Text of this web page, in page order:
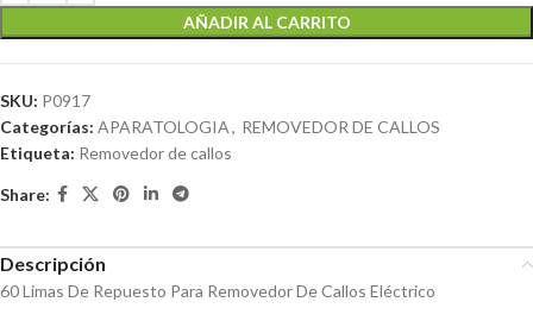
AÑADIR AL CARRITO
SKU: P0917
Categorías: APARATOLOGIA, REMOVEDOR DE CALLOS
Etiqueta: Removedor de callos
Share:
Descripción
60 Limas De Repuesto Para Removedor De Callos Eléctrico